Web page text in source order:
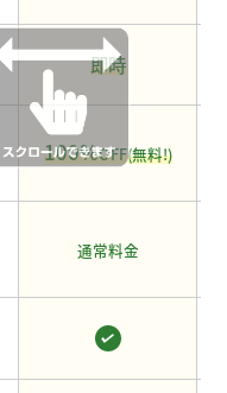
即時
100%OFF(無料!)
通常料金